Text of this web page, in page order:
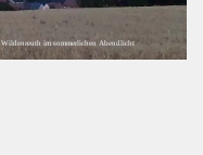
Wildenreuth im sommerlichen Abendlicht